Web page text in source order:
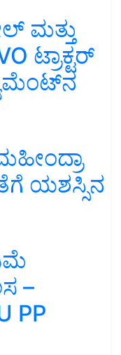
ಮತ್ತು
ಟ್ರಾಕ್ಟರ್
ಯಶಸ್ಸಿನ
–
PP